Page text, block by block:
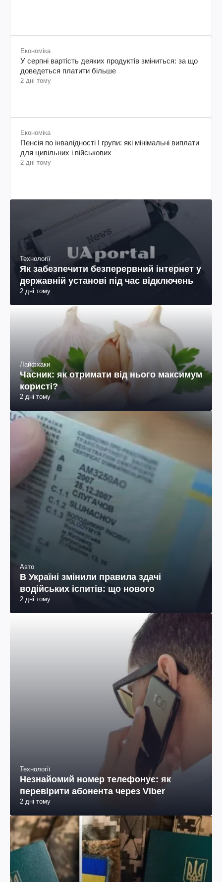
Економіка
У серпні вартість деяких продуктів зміниться: за що
доведеться платити більше
2 дні тому
Економіка
Пенсія по інвалідності I групи: які мінімальні виплати
для цивільних і військових
2 дні тому
Технології
Як забезпечити безперервний інтернет у
державній установі під час відключень
2 дні тому
Лайфхаки
Часник: як отримати від нього максимум
користі?
2 дні тому
Авто
В Україні змінили правила здачі
водійських іспитів: що нового
2 дні тому
Технології
Незнайомий номер телефонує: як
перевірити абонента через Viber
2 дні тому